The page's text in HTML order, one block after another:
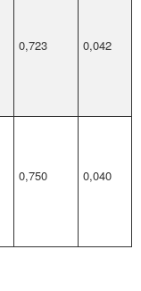
0,723 0,042
0,750 0,040